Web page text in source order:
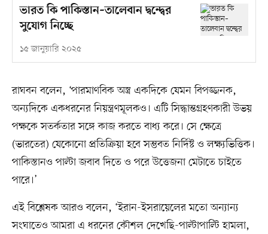
ভারত কি পাকিস্তান–তালেবান দ্বন্দ্বের
সুযোগ নিচ্ছে
১৫ জানুয়ারি ২০২৫
রাঘবন বলেন, ‘পারমাণবিক অস্ত্র একদিকে যেমন বিপজ্জনক,
অন্যদিকে একধরনের নিয়ন্ত্রণমূলকও। এটি সিদ্ধান্তগ্রহণকারী উভয়
পক্ষকে সতর্কতার সঙ্গে কাজ করতে বাধ্য করে। সে ক্ষেত্রে
(ভারতের) যেকোনো প্রতিক্রিয়া হবে সম্ভবত নির্দিষ্ট ও লক্ষ্যভিত্তিক।
পাকিস্তানও পাল্টা জবাব দিতে ও পরে উত্তেজনা মেটাতে চাইতে
পারে।’
এই বিশ্লেষক আরও বলেন, ‘ইরান-ইসরায়েলের মতো অন্যান্য
সংঘাতেও আমরা এ ধরনের কৌশল দেখেছি-পাল্টাপাল্টি হামলা,